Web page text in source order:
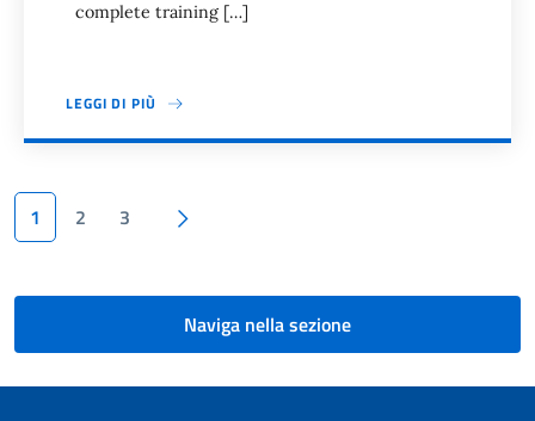
complete training […]
LEGGI DI PIÙ
Paginazione
1 2 3
Naviga nella sezione